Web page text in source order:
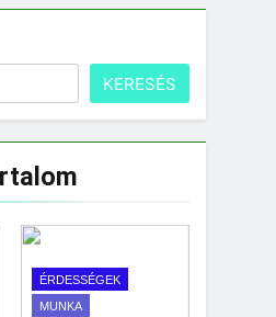
KERESÉS
ÉRDESSÉGEK
MUNKA